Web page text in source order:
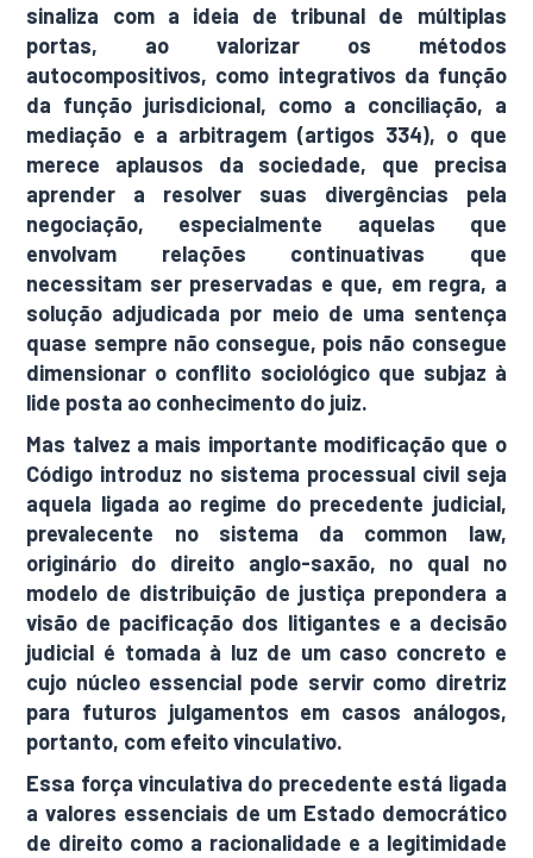
sinaliza com a ideia de tribunal de múltiplas
portas, ao valorizar os métodos
autocompositivos, como integrativos da função
da função jurisdicional, como a conciliação, a
mediação e a arbitragem (artigos 334), o que
merece aplausos da sociedade, que precisa
aprender a resolver suas divergências pela
negociação, especialmente aquelas que
envolvam relações continuativas que
necessitam ser preservadas e que, em regra, a
solução adjudicada por meio de uma sentença
quase sempre não consegue, pois não consegue
dimensionar o conflito sociológico que subjaz à
lide posta ao conhecimento do juiz.
Mas talvez a mais importante modificação que o
Código introduz no sistema processual civil seja
aquela ligada ao regime do precedente judicial,
prevalecente no sistema da common law,
originário do direito anglo-saxão, no qual no
modelo de distribuição de justiça prepondera a
visão de pacificação dos litigantes e a decisão
judicial é tomada à luz de um caso concreto e
cujo núcleo essencial pode servir como diretriz
para futuros julgamentos em casos análogos,
portanto, com efeito vinculativo.
Essa força vinculativa do precedente está ligada
a valores essenciais de um Estado democrático
de direito como a racionalidade e a legitimidade